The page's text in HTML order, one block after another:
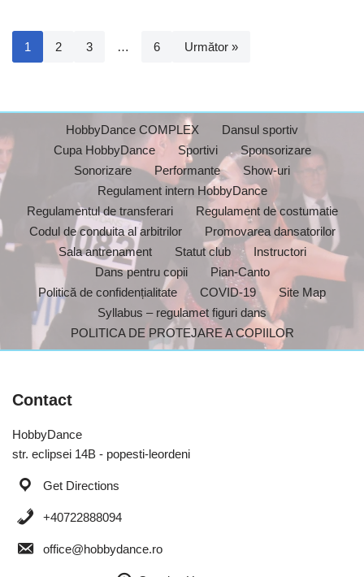
1 2 3 … 6 Următor »
HobbyDance COMPLEX
Dansul sportiv
Cupa HobbyDance
Sportivi
Sponsorizare
Sonorizare
Performante
Show-uri
Regulament intern HobbyDance
Regulamentul de transferari
Regulament de costumatie
Codul de conduita al arbitrilor
Promovarea dansatorilor
Sala antrenament
Statut club
Instructori
Dans pentru copii
Pian-Canto
Politică de confidențialitate
COVID-19
Site Map
Syllabus – regulamet figuri dans
POLITICA DE PROTEJARE A COPIILOR
Contact
HobbyDance
str. eclipsei 14B - popesti-leordeni
Get Directions
+40722888094
office@hobbydance.ro